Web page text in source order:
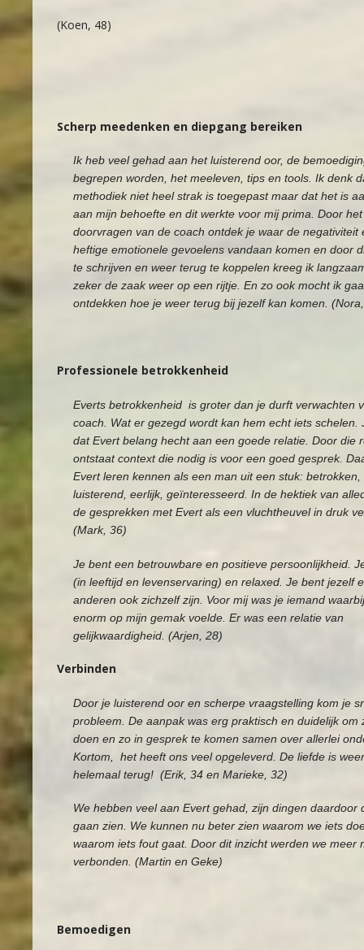
(Koen, 48)
Scherp meedenken en diepgang bereiken
Ik heb veel gehad aan het luisterend oor, de
begrepen worden, het meeleven, tips en tools. Ik denk
methodiek niet heel strak is toegepast maar dat het is
aan mijn behoefte en dit werkte voor mij prima. Door het
doorvragen van de coach ontdek je waar de negativiteit
heftige emotionele gevoelens vandaan komen en door
te schrijven en weer terug te koppelen kreeg ik
zeker de zaak weer op een rijtje. En zo ook mocht ik
ontdekken hoe je weer terug bij jezelf kan komen.
Professionele betrokkenheid
Everts betrokkenheid is groter dan je durft verwachten
coach. Wat er gezegd wordt kan hem echt iets schelen.
dat Evert belang hecht aan een goede relatie. Door die
ontstaat context die nodig is voor een goed gesprek.
Evert leren kennen als een man uit een stuk: betrokken,
luisterend, eerlijk, geïnteresseerd. In de hektiek van
de gesprekken met Evert als een vluchtheuvel in druk
(Mark, 36)
Je bent een betrouwbare en positieve persoonlijkheid.
(in leeftijd en levenservaring) en relaxed. Je bent jezelf
anderen ook zichzelf zijn. Voor mij was je iemand
enorm op mijn gemak voelde. Er was een relatie van
gelijkwaardigheid. (Arjen, 28)
Verbinden
Door je luisterend oor en scherpe vraagstelling kom je
probleem. De aanpak was erg praktisch en duidelijk om
doen en zo in gesprek te komen samen over allerlei
Kortom, het heeft ons veel opgeleverd. De liefde is weer
helemaal terug! (Erik, 34 en Marieke, 32)
We hebben veel aan Evert gehad, zijn dingen daardoor
gaan zien. We kunnen nu beter zien waarom we iets
waarom iets fout gaat. Door dit inzicht werden we meer
verbonden. (Martin en Geke)
Bemoedigen